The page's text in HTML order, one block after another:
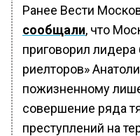
Ранее Вести
сообщали, что
приговорил
риелторов»
пожизненному
совершение ряда
преступлений на